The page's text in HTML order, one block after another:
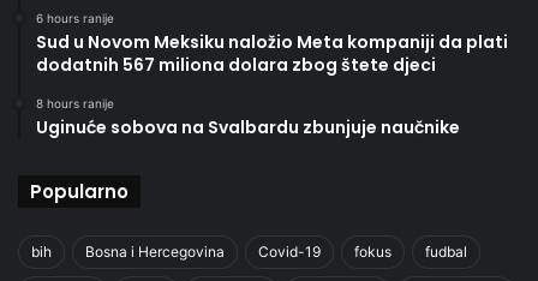
6 hours ranije
Sud u Novom Meksiku naložio Meta kompaniji da plati
dodatnih 567 miliona dolara zbog štete djeci
8 hours ranije
Uginuće sobova na Svalbardu zbunjuje naučnike
Popularno
bih Bosna i Hercegovina Covid-19 fokus fudbal